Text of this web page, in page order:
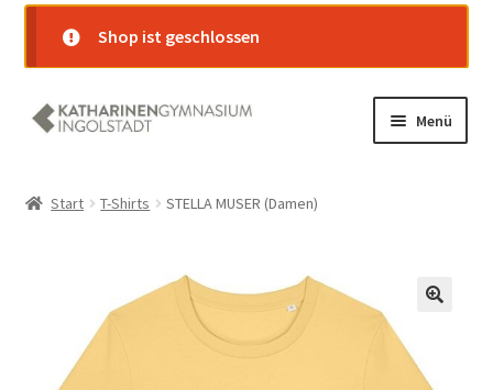
Shop ist geschlossen
Zur
Navigation
Zum
Inhalt
Menü
Start T-Shirts STELLA MUSER (Damen)